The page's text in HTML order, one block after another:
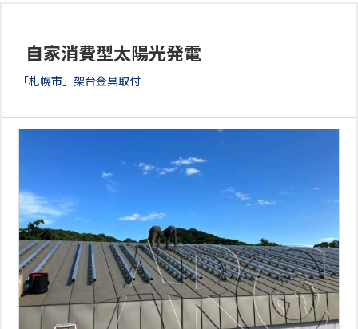
自家消費型太陽光発電
「札幌市」架台金具取付